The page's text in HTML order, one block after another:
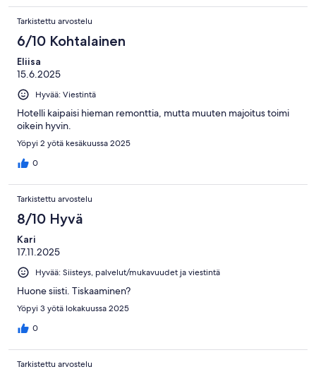
Tarkistettu arvostelu
6/10 Kohtalainen
Eliisa
15.6.2025
Hyvää: Viestintä
Hotelli kaipaisi hieman remonttia, mutta muuten majoitus toimi
oikein hyvin.
Yöpyi 2 yötä kesäkuussa 2025
0
Tarkistettu arvostelu
8/10 Hyvä
Kari
17.11.2025
Hyvää: Siisteys, palvelut/mukavuudet ja viestintä
Huone siisti. Tiskaaminen?
Yöpyi 3 yötä lokakuussa 2025
0
Tarkistettu arvostelu